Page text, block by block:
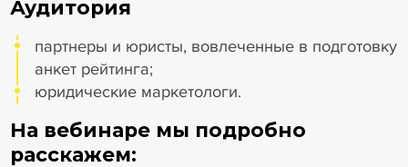
Аудитория
партнеры и юристы, вовлеченные в подготовку
анкет рейтинга;
юридические маркетологи.
На вебинаре мы подробно
расскажем: